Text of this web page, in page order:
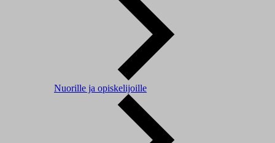
Nuorille ja opiskelijoille